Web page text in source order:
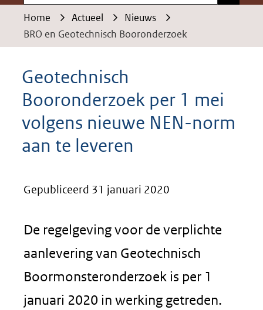
Home Actueel
Nieuws
BRO en Geotechnisch Booronderzoek
Geotechnisch
Booronderzoek per 1 mei
volgens nieuwe NEN-norm
aan te leveren
Gepubliceerd 31 januari 2020
De regelgeving voor de verplichte
aanlevering van Geotechnisch
Boormonsteronderzoek is per 1
januari 2020 in werking getreden.